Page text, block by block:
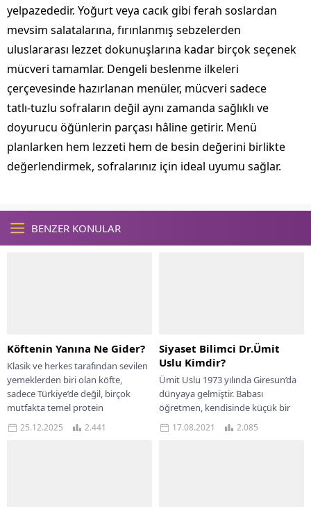
yelpazededir. Yoğurt veya cacık gibi ferah soslardan
mevsim salatalarına, fırınlanmış sebzelerden
uluslararası lezzet dokunuşlarına kadar birçok seçenek
mücveri tamamlar. Dengeli beslenme ilkeleri
çerçevesinde hazırlanan menüler, mücveri sadece
tatlı‑tuzlu sofraların değil aynı zamanda sağlıklı ve
doyurucu öğünlerin parçası hâline getirir. Menü
planlarken hem lezzeti hem de besin değerini birlikte
değerlendirmek, sofralarınız için ideal uyumu sağlar.
BENZER KONULAR
Köftenin Yanına Ne Gider?
Klasik ve herkes tarafından sevilen
yemeklerden biri olan köfte,
sadece Türkiye’de değil, birçok
mutfakta temel protein
kaynaklarından biri olarak
sofraların...
25.12.2025 2.441
Siyaset Bilimci Dr.Ümit
Uslu Kimdir?
Ümit Uslu 1973 yılında Giresun’da
dünyaya gelmiştir. Babası
öğretmen, kendisinde küçük bir
erkek kardeşi olan ve iki çocuk
babası olan...
17.08.2021 2.085